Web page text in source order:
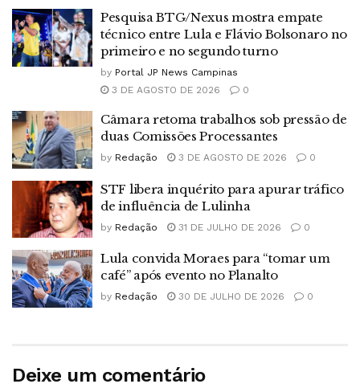
Pesquisa BTG/Nexus mostra empate
técnico entre Lula e Flávio Bolsonaro no
primeiro e no segundo turno
by Portal JP News Campinas
3 DE AGOSTO DE 2026
0
Câmara retoma trabalhos sob pressão de
duas Comissões Processantes
by Redação 3 DE AGOSTO DE 2026 0
STF libera inquérito para apurar tráfico
de influência de Lulinha
by Redação 31 DE JULHO DE 2026 0
Lula convida Moraes para “tomar um
café” após evento no Planalto
by Redação 30 DE JULHO DE 2026 0
Deixe um comentário